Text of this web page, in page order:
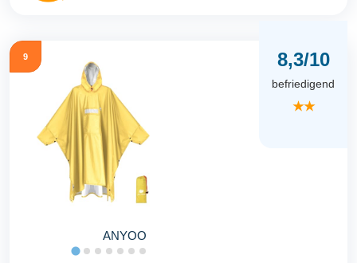
9
ANYOO
8,3/10
befriedigend
★★